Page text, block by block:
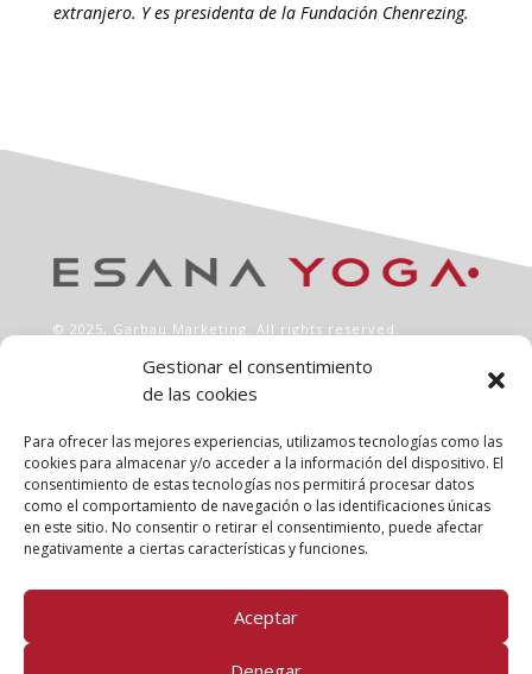
Gestionar el consentimiento
de las cookies
Para ofrecer las mejores experiencias, utilizamos tecnologías como las
cookies para almacenar y/o acceder a la información del dispositivo. El
consentimiento de estas tecnologías nos permitirá procesar datos
como el comportamiento de navegación o las identificaciones únicas
en este sitio. No consentir o retirar el consentimiento, puede afectar
negativamente a ciertas características y funciones.
Aceptar
extranjero. Y es presidenta de la Fundación Chenrezing.
© 2025, Garbau Marketing. All rights reserved.
INFO
Aviso legal
Política de privacidad
Política de cookies
Clases
Talleres
FOLLOW US!